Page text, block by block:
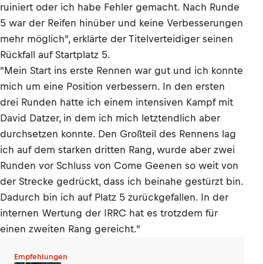
ruiniert oder ich habe Fehler gemacht. Nach Runde
5 war der Reifen hinüber und keine Verbesserungen
mehr möglich", erklärte der Titelverteidiger seinen
Rückfall auf Startplatz 5.
"Mein Start ins erste Rennen war gut und ich konnte
mich um eine Position verbessern. In den ersten
drei Runden hatte ich einem intensiven Kampf mit
David Datzer, in dem ich mich letztendlich aber
durchsetzen konnte. Den Großteil des Rennens lag
ich auf dem starken dritten Rang, wurde aber zwei
Runden vor Schluss von Come Geenen so weit von
der Strecke gedrückt, dass ich beinahe gestürzt bin.
Dadurch bin ich auf Platz 5 zurückgefallen. In der
internen Wertung der IRRC hat es trotzdem für
einen zweiten Rang gereicht."
Empfehlungen